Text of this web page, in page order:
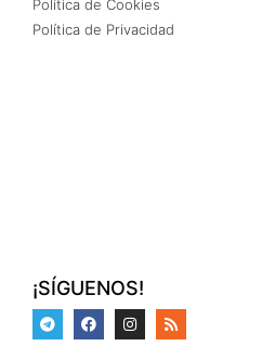
Política de Cookies
Política de Privacidad
¡SÍGUENOS!